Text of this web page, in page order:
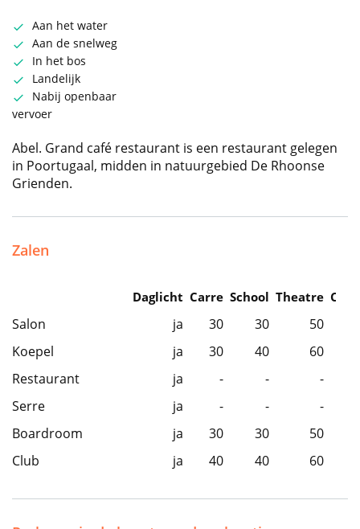
Aan het water
Aan de snelweg
In het bos
Landelijk
Nabij openbaar
vervoer
Abel. Grand café restaurant is een restaurant gelegen
in Poortugaal, midden in natuurgebied De Rhoonse
Grienden.
Zalen
Daglicht Carre School Theatre
Salon ja 30 30
50
Koepel
ja 30 40
60
Restaurant
ja - -
-
Serre
ja - -
-
Boardroom
ja 30 30
50
Club
ja 40 40 60